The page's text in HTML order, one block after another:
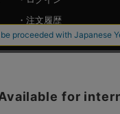
注文履歴
お気に入り